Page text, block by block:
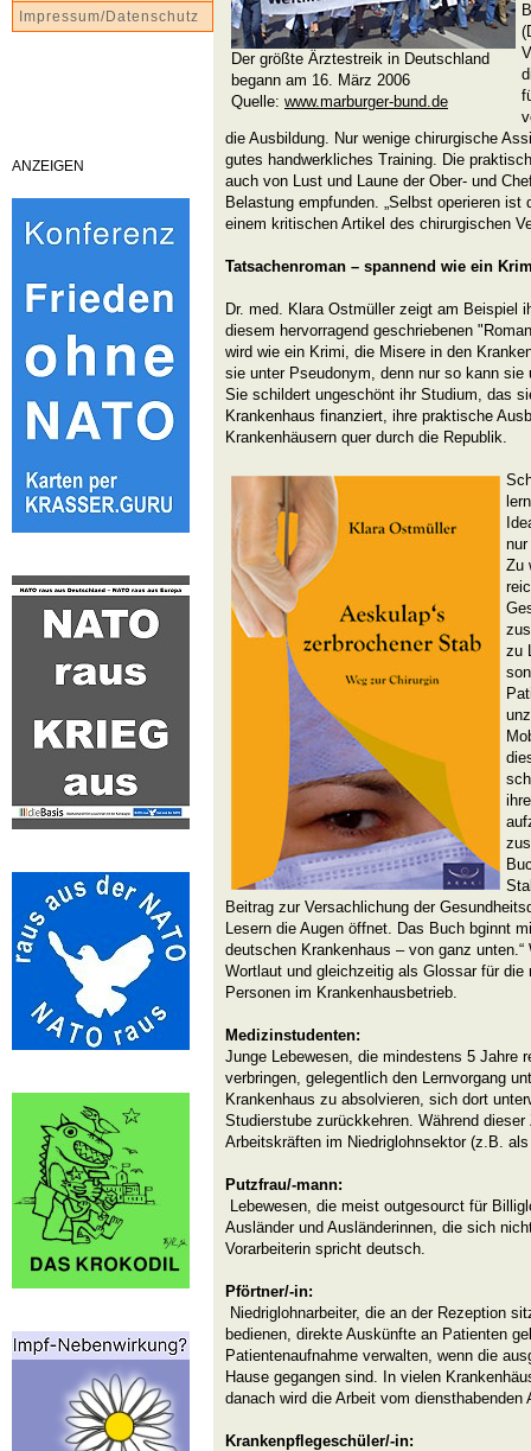
Impressum/Datenschutz
ANZEIGEN
Der größte Ärztestreik in Deutschland
begann am 16. März 2006
Quelle: www.marburger-bund.de
die Ausbildung. Nur wenige chirurgische
gutes handwerkliches Training. Die
auch von Lust und Laune der Ober- und
Belastung empfunden. „Selbst operieren ist
einem kritischen Artikel des chirurgischen
Tatsachenroman – spannend wie ein
Dr. med. Klara Ostmüller zeigt am Beispiel
diesem hervorragend geschriebenen
wird wie ein Krimi, die Misere in den
sie unter Pseudonym, denn nur so kann sie
Sie schildert ungeschönt ihr Studium, das
Krankenhaus finanziert, ihre praktische
Krankenhäusern quer durch die Republik.
Zu
zu
Beitrag zur Versachlichung der
Lesern die Augen öffnet. Das Buch bginnt
deutschen Krankenhaus – von ganz
Wortlaut und gleichzeitig als Glossar für die
Personen im Krankenhausbetrieb.
Medizinstudenten:
Junge Lebewesen, die mindestens 5 Jahre
verbringen, gelegentlich den Lernvorgang
Krankenhaus zu absolvieren, sich dort
Studierstube zurückkehren. Während
Arbeitskräften im Niedriglohnsektor (z.B.
Putzfrau/-mann:
Lebewesen, die meist outgesourct für
Ausländer und Ausländerinnen, die sich
Vorarbeiterin spricht deutsch.
Pförtner/-in:
Niedriglohnarbeiter, die an der Rezeption
bedienen, direkte Auskünfte an Patienten
Patientenaufnahme verwalten, wenn die
Hause gegangen sind. In vielen
danach wird die Arbeit vom diensthabenden
Krankenpflegeschüler/-in: